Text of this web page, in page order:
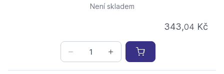
Není skladem
343,04 Kč